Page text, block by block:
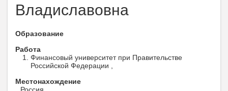
Владиславовна
Образование
Работа
Финансовый университет при Правительстве
Российской Федерации ,
Местонахождение